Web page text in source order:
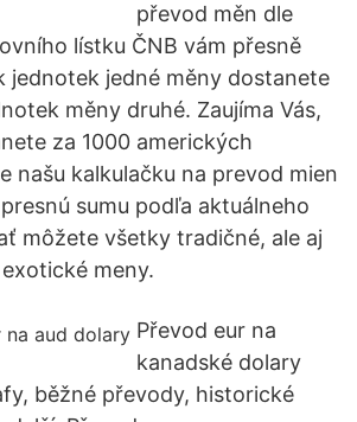
převod měn dle
lístku ČNB vám přesně
jednotek jedné měny dostanete
měny druhé. Zaujíma Vás,
za 1000 amerických
našu kalkulačku na prevod mien
sumu podľa aktuálneho
môžete všetky tradičné, ale aj
meny.
Převod eur na
kanadské dolary
běžné převody, historické